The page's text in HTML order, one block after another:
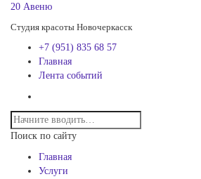
20 Авеню
Студия красоты Новочеркасск
+7 (951) 835 68 57
Главная
Лента событий
Поиск по сайту
Главная
Услуги